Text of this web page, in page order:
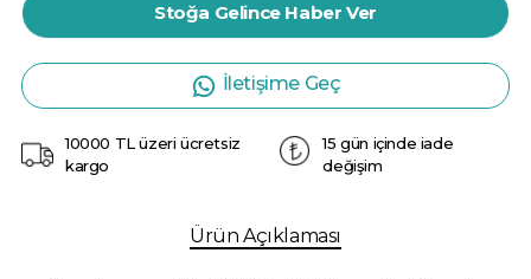
Stoğa Gelince Haber Ver
İletişime Geç
10000 TL üzeri ücretsiz
kargo
15 gün içinde iade
değişim
Ürün Açıklaması